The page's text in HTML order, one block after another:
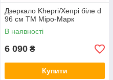
Дзеркало Khepri/Хепрі біле d
96 см ТМ Міро-Марк
В наявності
6 090 ₴
Купити